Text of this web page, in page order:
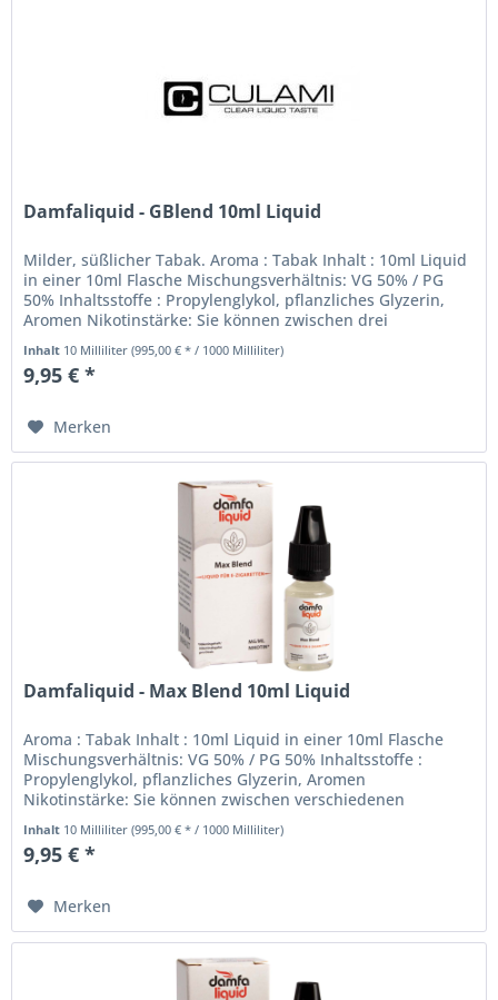
Damfaliquid - GBlend 10ml Liquid
Milder, süßlicher Tabak. Aroma : Tabak Inhalt : 10ml Liquid
in einer 10ml Flasche Mischungsverhältnis: VG 50% / PG
50% Inhaltsstoffe : Propylenglykol, pflanzliches Glyzerin,
Aromen Nikotinstärke: Sie können zwischen drei
Inhalt 10 Milliliter(995,00 € * / 1000 Milliliter)
9,95 € *
Merken
Damfaliquid - Max Blend 10ml Liquid
Aroma : Tabak Inhalt : 10ml Liquid in einer 10ml Flasche
Mischungsverhältnis: VG 50% / PG 50% Inhaltsstoffe :
Propylenglykol, pflanzliches Glyzerin, Aromen
Nikotinstärke: Sie können zwischen verschiedenen
Nikotinstärken wählen. 0mg 3mg...
Inhalt 10 Milliliter(995,00 € * / 1000 Milliliter)
9,95 € *
Merken